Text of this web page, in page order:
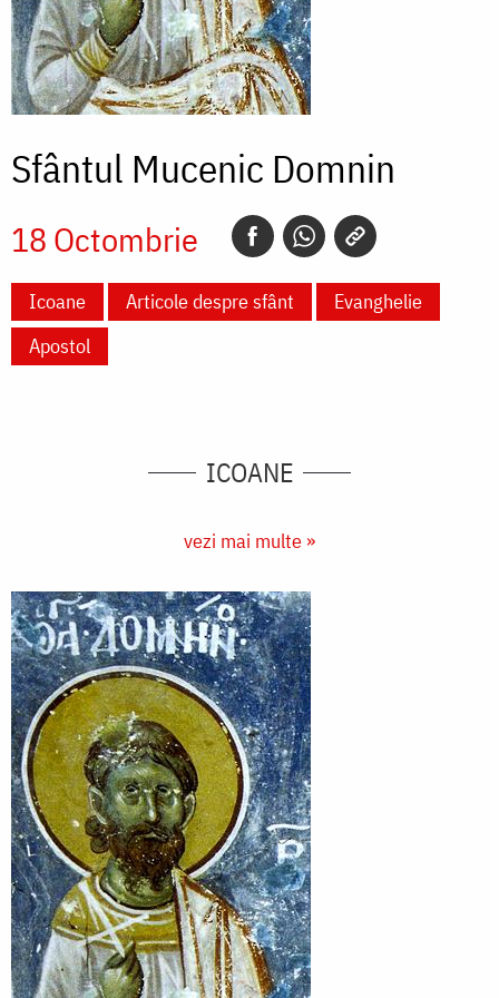
Sfântul Mucenic Domnin
18 Octombrie
Icoane Articole despre sfânt
Evanghelie
Apostol
ICOANE
vezi mai multe »